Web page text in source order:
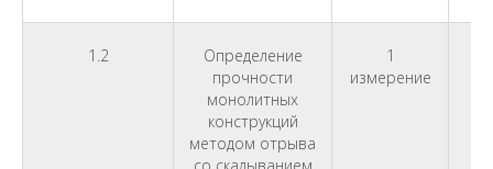
1.2
Определение
прочности
монолитных
конструкций
методом отрыва
1
измерение